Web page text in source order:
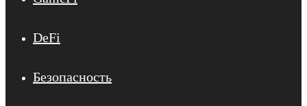
DeFi
Безопасность